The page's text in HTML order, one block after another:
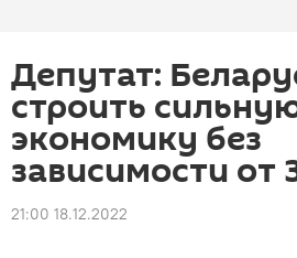
Депутат:
строить
экономику без
зависимости от
21:00 18.12.2022